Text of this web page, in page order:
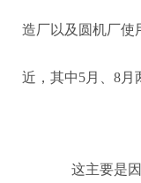
造厂以及圆机厂使
近，其中5月、8月
这主要是